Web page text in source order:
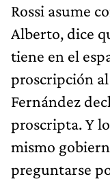
Rossi asume
Alberto, dice
tiene en el
proscripción
Fernández
proscripta. Y
mismo
preguntarse